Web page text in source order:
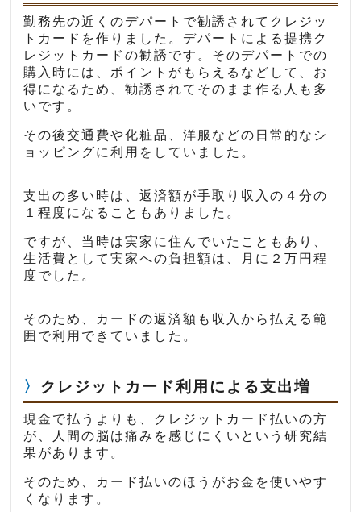
勤務先の近くのデパートで勧誘されてクレジッ
トカードを作りました。デパートによる提携ク
レジットカードの勧誘です。そのデパートでの
購入時には、ポイントがもらえるなどして、お
得になるため、勧誘されてそのまま作る人も多
いです。
その後交通費や化粧品、洋服などの日常的なシ
ョッピングに利用をしていました。
支出の多い時は、返済額が手取り収入の４分の
１程度になることもありました。
ですが、当時は実家に住んでいたこともあり、
生活費として実家への負担額は、月に２万円程
度でした。
そのため、カードの返済額も収入から払える範
囲で利用できていました。
クレジットカード利用による支出増
現金で払うよりも、クレジットカード払いの方
が、人間の脳は痛みを感じにくいという研究結
果があります。
そのため、カード払いのほうがお金を使いやす
くなります。